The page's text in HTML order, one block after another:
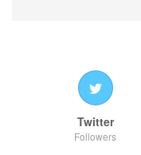
Twitter
Followers